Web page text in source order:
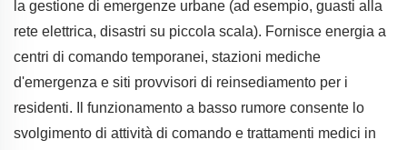
la gestione di emergenze urbane (ad esempio, guasti alla
rete elettrica, disastri su piccola scala). Fornisce energia a
centri di comando temporanei, stazioni mediche
d'emergenza e siti provvisori di reinsediamento per i
residenti. Il funzionamento a basso rumore consente lo
svolgimento di attività di comando e trattamenti medici in